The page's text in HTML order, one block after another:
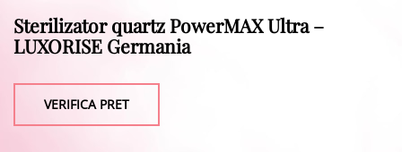
Sterilizator quartz PowerMAX Ultra –
LUXORISE Germania
VERIFICA PRET